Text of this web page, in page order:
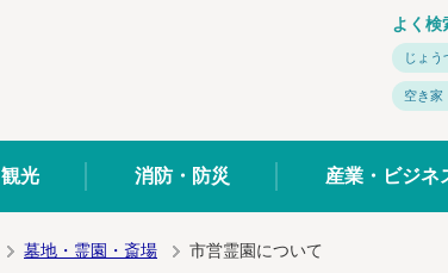
よく検
じょう
空き家
観光 消防・防災 産業・ビジネ
墓地・霊園・斎場 市営霊園について